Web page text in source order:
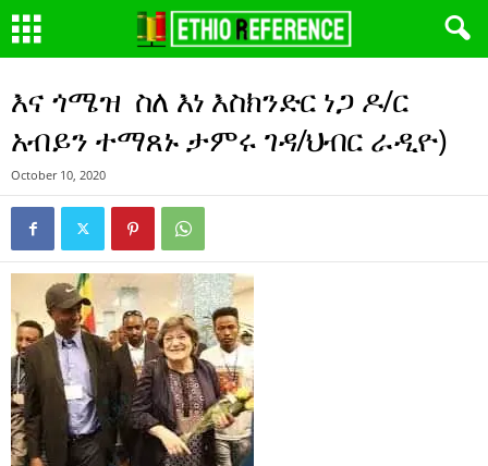
እና ጎሜዝ ስለ እነ እስክንድር ነጋ ዶ/ር
አብይን ተማጸኑ ታምሩ ገዳ/ህብር ራዲዮ)
October 10, 2020